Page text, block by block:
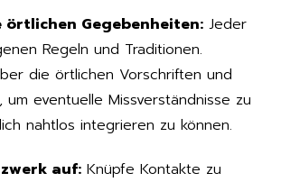
örtlichen Gegebenheiten: Jeder
Regeln und Traditionen.
die örtlichen Vorschriften und
eventuelle Missverständnisse zu
nahtlos integrieren zu können.
auf: Knüpfe Kontakte zu